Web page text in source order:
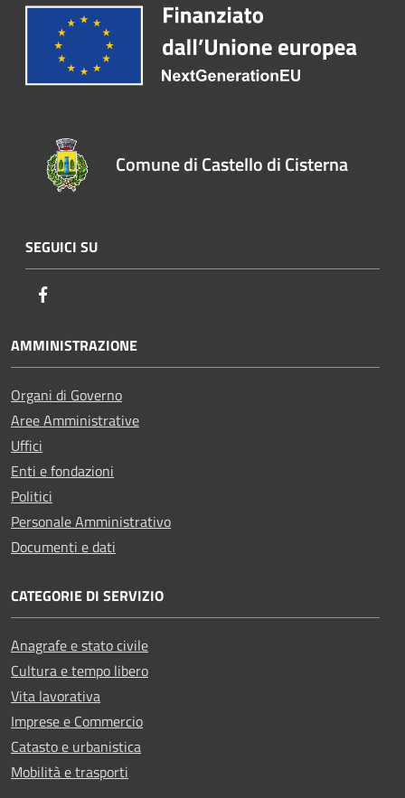
Comune di Castello di Cisterna
SEGUICI SU
AMMINISTRAZIONE
Organi di Governo
Aree Amministrative
Uffici
Enti e fondazioni
Politici
Personale Amministrativo
Documenti e dati
CATEGORIE DI SERVIZIO
Anagrafe e stato civile
Cultura e tempo libero
Vita lavorativa
Imprese e Commercio
Catasto e urbanistica
Mobilità e trasporti